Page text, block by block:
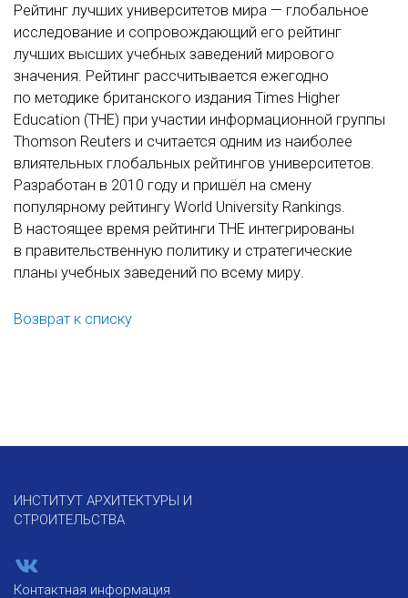
Рейтинг лучших университетов мира — глобальное
исследование и сопровождающий его рейтинг
лучших высших учебных заведений мирового
значения. Рейтинг рассчитывается ежегодно
по методике британского издания Times Higher
Education (THE) при участии информационной группы
Thomson Reuters и считается одним из наиболее
влиятельных глобальных рейтингов университетов.
Разработан в 2010 году и пришёл на смену
популярному рейтингу World University Rankings.
В настоящее время рейтинги THE интегрированы
в правительственную политику и стратегические
планы учебных заведений по всему миру.
Возврат к списку
ИНСТИТУТ АРХИТЕКТУРЫ И
СТРОИТЕЛЬСТВА
Контактная информация